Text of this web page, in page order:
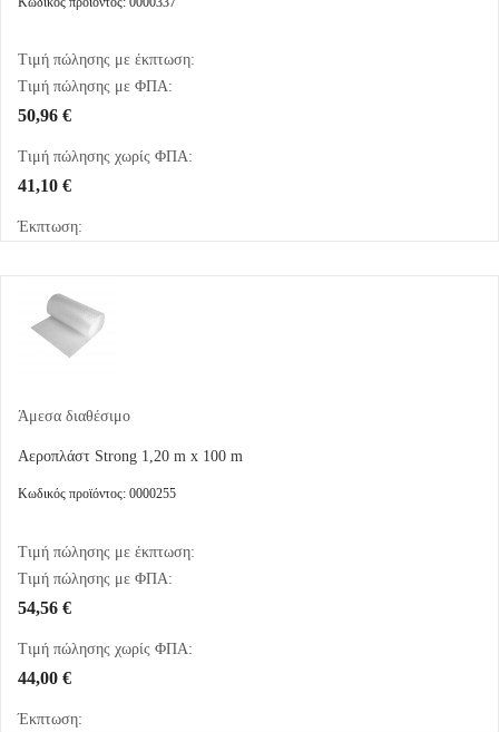
Τιμή πώλησης με έκπτωση:
Τιμή πώλησης με ΦΠΑ:
50,96 €
Τιμή πώλησης χωρίς ΦΠΑ:
41,10 €
Έκπτωση:
Άμεσα διαθέσιμο
Αεροπλάστ Strong 1,20 m x 100 m
Κωδικός προϊόντος: 0000255
Τιμή πώλησης με έκπτωση:
Τιμή πώλησης με ΦΠΑ:
54,56 €
Τιμή πώλησης χωρίς ΦΠΑ:
44,00 €
Έκπτωση: